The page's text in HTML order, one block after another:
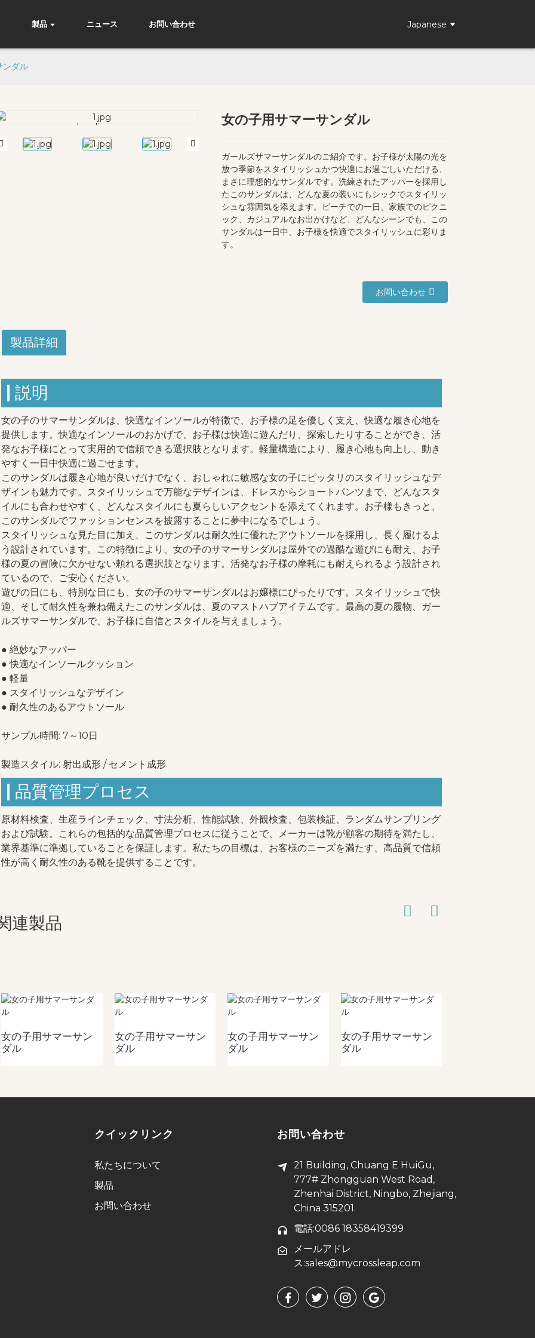
製品 ニュース お問い合わせ Japanese
ンダル
Loading...
Loading... Loading...
Loading...
女の子用サマーサンダル
ガールズサマーサンダルのご紹介です。お子様が太陽の光を
放つ季節をスタイリッシュかつ快適にお過ごしいただける、
まさに理想的なサンダルです。洗練されたアッパーを採用し
たこのサンダルは、どんな夏の装いにもシックでスタイリッ
シュな雰囲気を添えます。ビーチでの一日、家族でのピクニ
ック、カジュアルなお出かけなど、どんなシーンでも、この
サンダルは一日中、お子様を快適でスタイリッシュに彩りま
す。
お問い合わせ
製品詳細
説明
女の子のサマーサンダルは、快適なインソールが特徴で、お子様の足を優しく支え、快適な履き心地を
提供します。快適なインソールのおかげで、お子様は快適に遊んだり、探索したりすることができ、活
発なお子様にとって実用的で信頼できる選択肢となります。軽量構造により、履き心地も向上し、動き
やすく一日中快適に過ごせます。
このサンダルは履き心地が良いだけでなく、おしゃれに敏感な女の子にピッタリのスタイリッシュなデ
ザインも魅力です。スタイリッシュで万能なデザインは、ドレスからショートパンツまで、どんなスタ
イルにも合わせやすく、どんなスタイルにも夏らしいアクセントを添えてくれます。お子様もきっと、
このサンダルでファッションセンスを披露することに夢中になるでしょう。
スタイリッシュな見た目に加え、このサンダルは耐久性に優れたアウトソールを採用し、長く履けるよ
う設計されています。この特徴により、女の子のサマーサンダルは屋外での過酷な遊びにも耐え、お子
様の夏の冒険に欠かせない頼れる選択肢となります。活発なお子様の摩耗にも耐えられるよう設​​計され
ているので、ご安心ください。
遊びの日にも、特別な日にも、女の子のサマーサンダルはお嬢様にぴったりです。スタイリッシュで快
適、そして耐久性を兼ね備えたこのサンダルは、夏のマストハブアイテムです。最高の夏の履物、ガー
ルズサマーサンダルで、お子様に自信とスタイルを与えましょう。
● 絶妙なアッパー
● 快適なインソールクッション
● 軽量
● スタイリッシュなデザイン
● 耐久性のあるアウトソール
サンプル時間: 7～10日
製造スタイル: 射出成形 / セメント成形
品質管理プロセス
原材料検査、生産ラインチェック、寸法分析、性能試験、外観検査、包装検証、ランダムサンプリング
および試験。これらの包括的な品質管理プロセスに従うことで、メーカーは靴が顧客の期待を満たし、
業界基準に準拠していることを保証します。私たちの目標は、お客様のニーズを満たす、高品質で信頼
性が高く耐久性のある靴を提供することです。
連製品
女の子用サマーサン
ダル
女の子用サマーサン
ダル
女の子用サマーサン
ダル
女の子用サマーサン
ダル
クイックリンク
私たちについて
製品
お問い合わせ
お問い合わせ
21 Building, Chuang E HuiGu,
777# Zhongguan West Road,
Zhenhai District, Ningbo, Zhejiang,
China 315201.
電話:0086 18358419399
メールアドレ
ス:sales@mycrossleap.com